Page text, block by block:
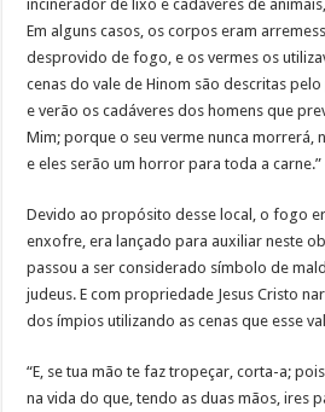
incinerador de lixo e cadáveres de
Em alguns casos, os corpos eram
desprovido de fogo, e os vermes os
cenas do vale de Hinom são descritas
e verão os cadáveres dos homens que
Mim; porque o seu verme nunca morrerá,
e eles serão um horror para toda a carne.”
Devido ao propósito desse local, o fogo
enxofre, era lançado para auxiliar neste
passou a ser considerado símbolo de
judeus. E com propriedade Jesus Cristo
dos ímpios utilizando as cenas que esse
“E, se tua mão te faz tropeçar, corta-a;
na vida do que, tendo as duas mãos, ires